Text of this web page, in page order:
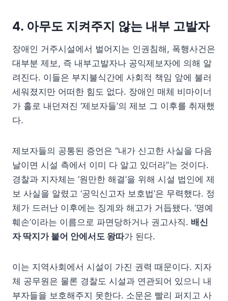
4. 아무도 지켜주지 않는 내부 고발자
장애인 거주시설에서 벌어지는 인권침해, 폭행사건은
대부분 제보, 즉 내부고발자나 공익제보자에 의해 알
려진다. 이들은 부지불식간에 사회적 책임 앞에 불러
세워졌지만 어떠한 힘도 없다. 장애인 매체 비마이너
가 홀로 내던져진 ‘제보자들’의 제보 그 이후를 취재했
다.
제보자들의 공통된 증언은 “내가 신고한 사실을 다음
날이면 시설 측에서 이미 다 알고 있더라”는 것이다.
경찰과 지자체는 ‘원만한 해결’을 위해 시설 법인에 제
보 사실을 알렸고 ‘공익신고자 보호법’은 무력했다. 정
체가 드러난 이후에는 징계와 해고가 거듭됐다. ‘명예
훼손’이라는 이름으로 파면당하거나 권고사직. 배신
자 딱지가 붙어 안에서도 왕따가 된다.
이는 지역사회에서 시설이 가진 권력 때문이다. 지자
체 공무원은 물론 경찰도 시설과 연관되어 있으니 내
부자들을 보호해주지 못한다. 소문은 빨리 퍼지고 사